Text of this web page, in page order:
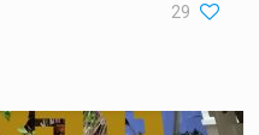
29